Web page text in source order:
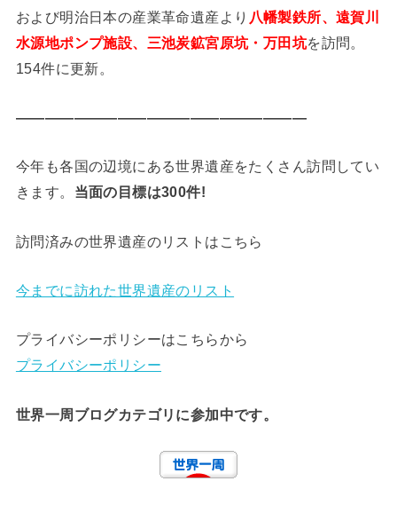
および明治日本の産業革命遺産より 八幡製鉄所、遠賀川
水源地ポンプ施設、三池炭鉱宮原坑・万田坑を訪問。
154件に更新。
————————————————————
今年も各国の辺境にある世界遺産をたくさん訪問してい
きます。 当面の目標は300件!
訪問済みの世界遺産のリストはこちら
今までに訪れた世界遺産のリスト
プライバシーポリシーはこちらから
プライバシーポリシー
世界一周ブログカテゴリに参加中です。